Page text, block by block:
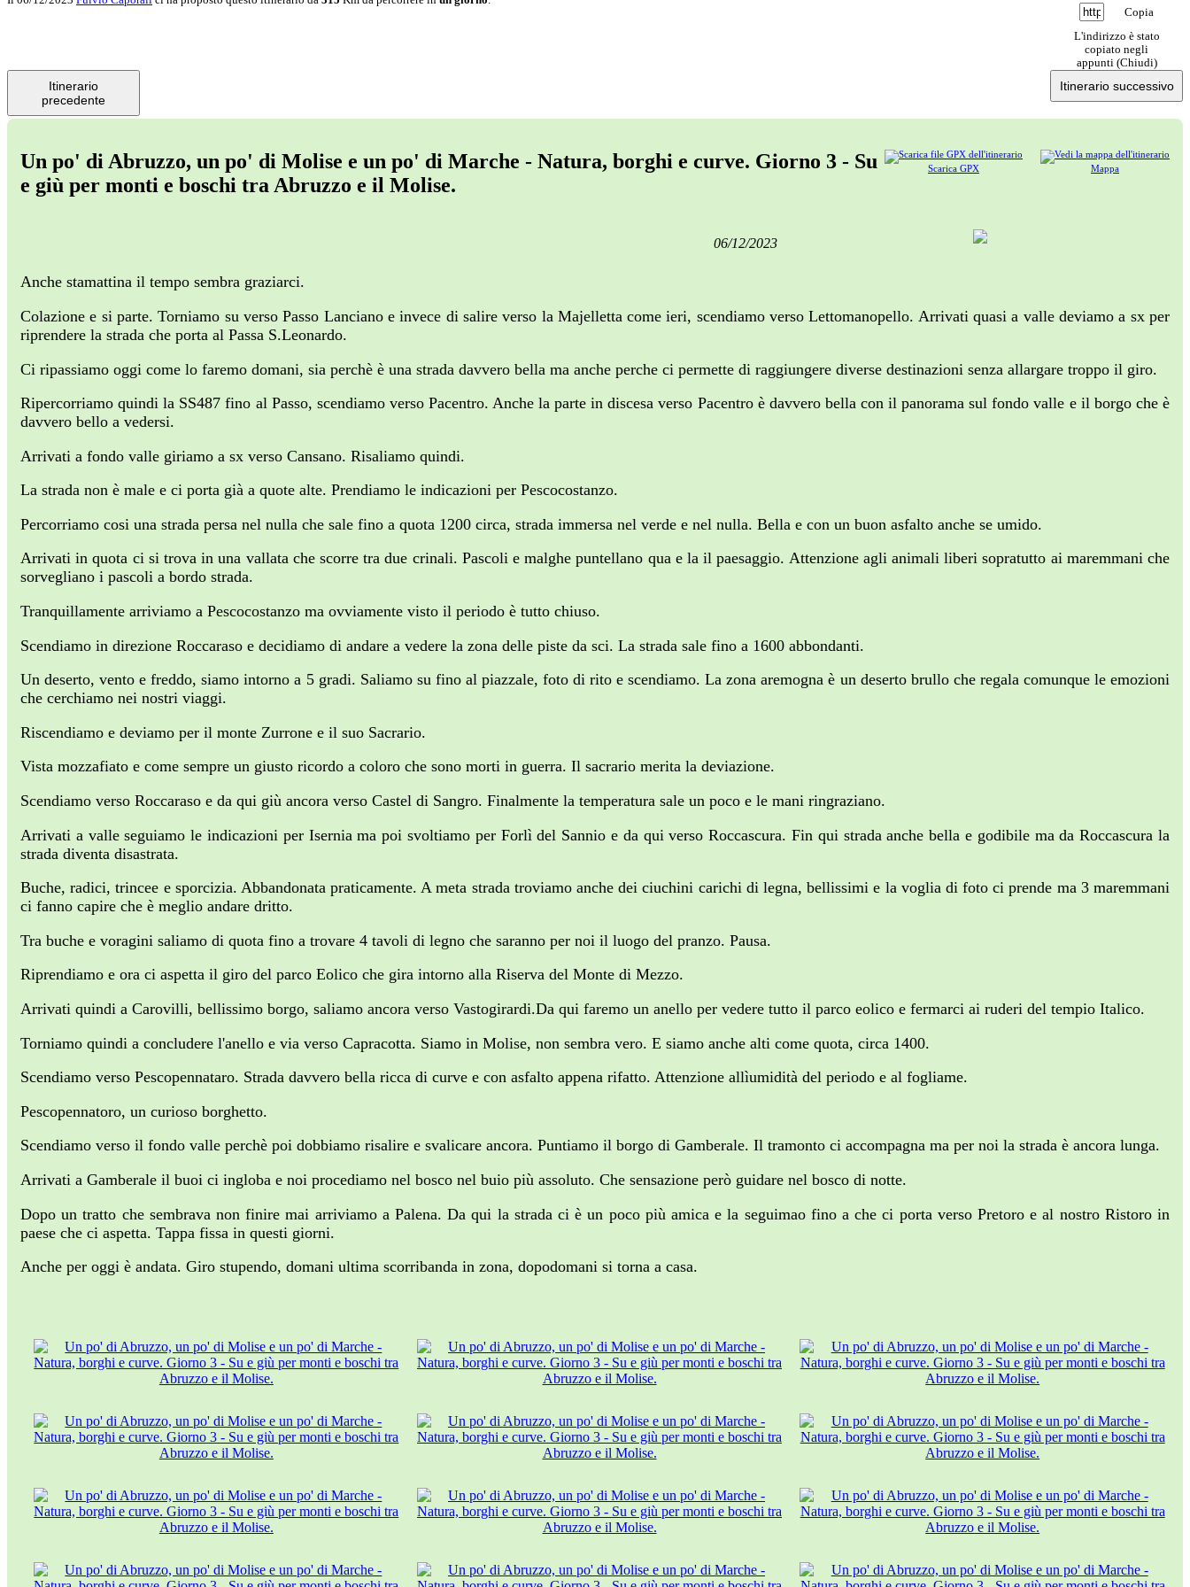
Copia
L'indirizzo è stato
copiato negli
appunti (Chiudi)
Itinerario
precedente
Itinerario successivo
Mappa
Scarica GPX
Un po' di Abruzzo, un po' di Molise e un po' di Marche - Natura, borghi e curve. Giorno 3 - Su
e giù per monti e boschi tra Abruzzo e il Molise.
06/12/2023
Anche stamattina il tempo sembra graziarci.
Colazione e si parte. Torniamo su verso Passo Lanciano e invece di salire verso la Majelletta come ieri, scendiamo verso Lettomanopello. Arrivati quasi a valle deviamo a sx per
riprendere la strada che porta al Passa S.Leonardo.
Ci ripassiamo oggi come lo faremo domani, sia perchè è una strada davvero bella ma anche perche ci permette di raggiungere diverse destinazioni senza allargare troppo il giro.
Ripercorriamo quindi la SS487 fino al Passo, scendiamo verso Pacentro. Anche la parte in discesa verso Pacentro è davvero bella con il panorama sul fondo valle e il borgo che è
davvero bello a vedersi.
Arrivati a fondo valle giriamo a sx verso Cansano. Risaliamo quindi.
La strada non è male e ci porta già a quote alte. Prendiamo le indicazioni per Pescocostanzo.
Percorriamo cosi una strada persa nel nulla che sale fino a quota 1200 circa, strada immersa nel verde e nel nulla. Bella e con un buon asfalto anche se umido.
Arrivati in quota ci si trova in una vallata che scorre tra due crinali. Pascoli e malghe puntellano qua e la il paesaggio. Attenzione agli animali liberi sopratutto ai maremmani che
sorvegliano i pascoli a bordo strada.
Tranquillamente arriviamo a Pescocostanzo ma ovviamente visto il periodo è tutto chiuso.
Scendiamo in direzione Roccaraso e decidiamo di andare a vedere la zona delle piste da sci. La strada sale fino a 1600 abbondanti.
Un deserto, vento e freddo, siamo intorno a 5 gradi. Saliamo su fino al piazzale, foto di rito e scendiamo. La zona aremogna è un deserto brullo che regala comunque le emozioni
che cerchiamo nei nostri viaggi.
Riscendiamo e deviamo per il monte Zurrone e il suo Sacrario.
Vista mozzafiato e come sempre un giusto ricordo a coloro che sono morti in guerra. Il sacrario merita la deviazione.
Scendiamo verso Roccaraso e da qui giù ancora verso Castel di Sangro. Finalmente la temperatura sale un poco e le mani ringraziano.
Arrivati a valle seguiamo le indicazioni per Isernia ma poi svoltiamo per Forlì del Sannio e da qui verso Roccascura. Fin qui strada anche bella e godibile ma da Roccascura la
strada diventa disastrata.
Buche, radici, trincee e sporcizia. Abbandonata praticamente. A meta strada troviamo anche dei ciuchini carichi di legna, bellissimi e la voglia di foto ci prende ma 3 maremmani
ci fanno capire che è meglio andare dritto.
Tra buche e voragini saliamo di quota fino a trovare 4 tavoli di legno che saranno per noi il luogo del pranzo. Pausa.
Riprendiamo e ora ci aspetta il giro del parco Eolico che gira intorno alla Riserva del Monte di Mezzo.
Arrivati quindi a Carovilli, bellissimo borgo, saliamo ancora verso Vastogirardi.Da qui faremo un anello per vedere tutto il parco eolico e fermarci ai ruderi del tempio Italico.
Torniamo quindi a concludere l'anello e via verso Capracotta. Siamo in Molise, non sembra vero. E siamo anche alti come quota, circa 1400.
Scendiamo verso Pescopennataro. Strada davvero bella ricca di curve e con asfalto appena rifatto. Attenzione allìumidità del periodo e al fogliame.
Pescopennatoro, un curioso borghetto.
Scendiamo verso il fondo valle perchè poi dobbiamo risalire e svalicare ancora. Puntiamo il borgo di Gamberale. Il tramonto ci accompagna ma per noi la strada è ancora lunga.
Arrivati a Gamberale il buoi ci ingloba e noi procediamo nel bosco nel buio più assoluto. Che sensazione però guidare nel bosco di notte.
Dopo un tratto che sembrava non finire mai arriviamo a Palena. Da qui la strada ci è un poco più amica e la seguimao fino a che ci porta verso Pretoro e al nostro Ristoro in
paese che ci aspetta. Tappa fissa in questi giorni.
Anche per oggi è andata. Giro stupendo, domani ultima scorribanda in zona, dopodomani si torna a casa.